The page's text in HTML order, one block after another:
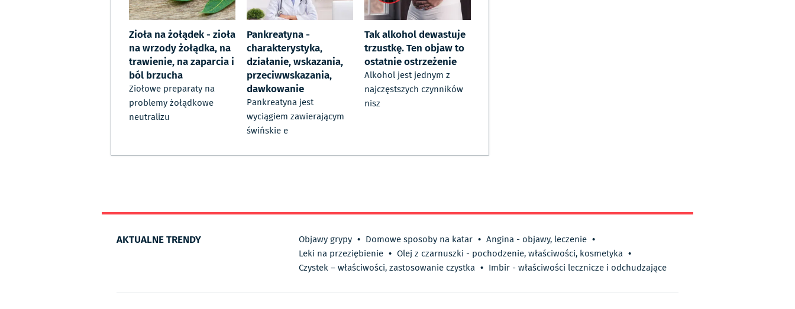
Zioła na żołądek - zioła
na wrzody żołądka, na
trawienie, na zaparcia i
ból brzucha
Ziołowe preparaty na
problemy żołądkowe
neutralizu
Pankreatyna -
charakterystyka,
działanie, wskazania,
przeciwwskazania,
dawkowanie
Pankreatyna jest
wyciągiem zawierającym
świńskie e
Tak alkohol dewastuje
trzustkę. Ten objaw to
ostatnie ostrzeżenie
Alkohol jest jednym z
najczęstszych czynników
nisz
AKTUALNE TRENDY Objawy grypy • Domowe sposoby na katar • Angina - objawy, leczenie •
Leki na przeziębienie • Olej z czarnuszki - pochodzenie, właściwości, kosmetyka •
Czystek – właściwości, zastosowanie czystka • Imbir - właściwości lecznicze i odchudzające